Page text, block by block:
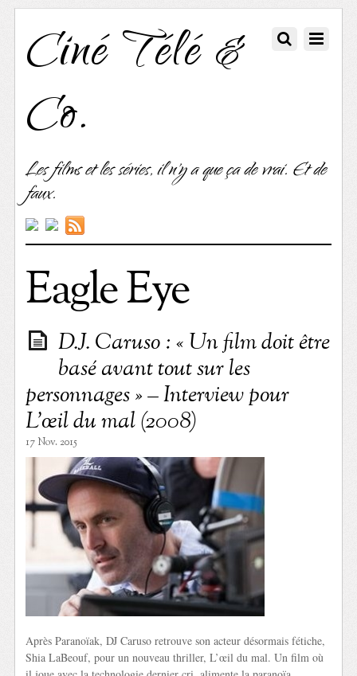
Ciné Télé &
Co.
Les films et les séries, il n'y a que ça de vrai. Et de
faux.
Eagle Eye
D.J. Caruso : « Un film doit être
basé avant tout sur les
personnages » – Interview pour
L’œil du mal (2008)
17 Nov. 2015
Après Paranoïak, DJ Caruso retrouve son acteur désormais fétiche,
Shia LaBeouf, pour un nouveau thriller, L’œil du mal. Un film où